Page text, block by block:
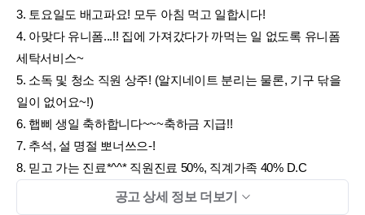
3. 토요일도 배고파요! 모두 아침 먹고 일합시다!
4. 아맞다 유니폼...!! 집에 가져갔다가 까먹는 일 없도록 유니폼
세탁서비스~
5. 소독 및 청소 직원 상주! (알지네이트 분리는 물론, 기구 닦을
일이 없어요~!)
6. 햅삐 생일 축하합니다~~~축하금 지급!!
7. 추석, 설 명절 뽀너쓰으-!
8. 믿고 가는 진료*^^* 직원진료 50%, 직계가족 40% D.C
공고 상세 정보 더보기